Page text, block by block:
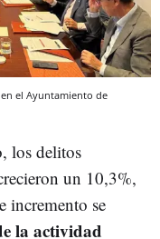
el Ayuntamiento de
los delitos
un 10,3%,
incremento se
la actividad